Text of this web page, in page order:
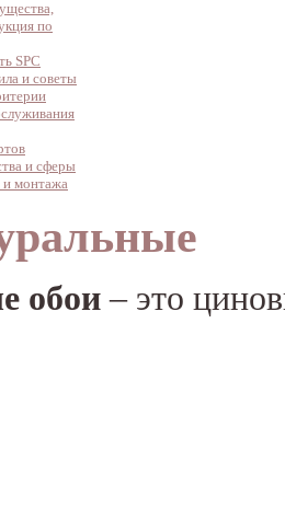
по
SPC
и советы
и сферы
и монтажа
обои – это